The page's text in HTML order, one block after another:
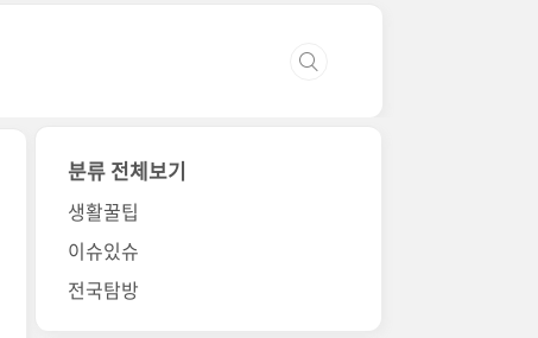
분류 전체보기
생활꿀팁
이슈있슈
전국탐방